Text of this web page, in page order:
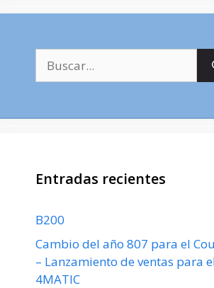
Entradas recientes
B200
Cambio del año 807 para el
– Lanzamiento de ventas para
4MATIC